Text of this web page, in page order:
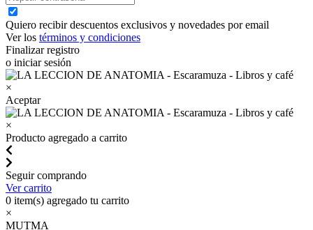
Quiero recibir descuentos exclusivos y novedades por email
Ver los términos y condiciones
Finalizar registro
o iniciar sesión
×
Aceptar
×
Producto agregado a carrito
Seguir comprando
Ver carrito
0 item(s) agregado tu carrito
×
MUTMA